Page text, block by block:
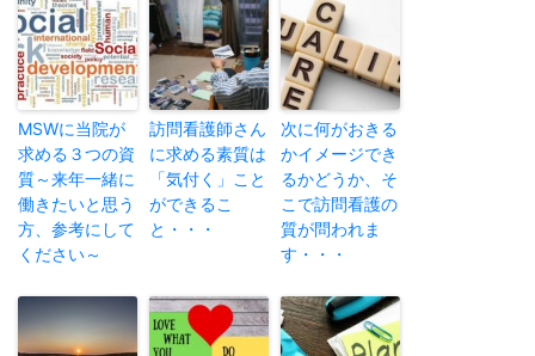
MSWに当院が
求める３つの資
質～来年一緒に
働きたいと思う
方、参考にして
ください～
訪問看護師さん
に求める素質は
「気付く」こと
ができるこ
と・・・
次に何がおきる
かイメージでき
るかどうか、そ
こで訪問看護の
質が問われま
す・・・